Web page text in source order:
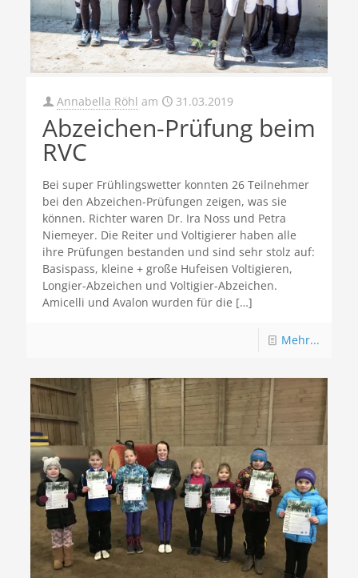
Annabella Röhl am 31.03.2019
Abzeichen-Prüfung beim
RVC
Bei super Frühlingswetter konnten 26 Teilnehmer
bei den Abzeichen-Prüfungen zeigen, was sie
können. Richter waren Dr. Ira Noss und Petra
Niemeyer. Die Reiter und Voltigierer haben alle
ihre Prüfungen bestanden und sind sehr stolz auf:
Basispass, kleine + große Hufeisen Voltigieren,
Longier-Abzeichen und Voltigier-Abzeichen.
Amicelli und Avalon wurden für die […]
Mehr...